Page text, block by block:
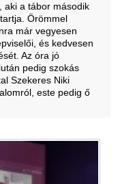
aki a tábor második
Örömmel
már vegyesen
és kedvesen
Az óra jó
pedig szokás
Szekeres Niki
este pedig ő